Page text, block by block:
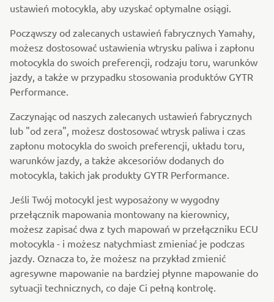
ustawień motocykla, aby uzyskać optymalne osiągi.
Począwszy od zalecanych ustawień fabrycznych Yamahy,
możesz dostosować ustawienia wtrysku paliwa i zapłonu
motocykla do swoich preferencji, rodzaju toru, warunków
jazdy, a także w przypadku stosowania produktów GYTR
Performance.
Zaczynając od naszych zalecanych ustawień fabrycznych
lub "od zera", możesz dostosować wtrysk paliwa i czas
zapłonu motocykla do swoich preferencji, układu toru,
warunków jazdy, a także akcesoriów dodanych do
motocykla, takich jak produkty GYTR Performance.
Jeśli Twój motocykl jest wyposażony w wygodny
przełącznik mapowania montowany na kierownicy,
możesz zapisać dwa z tych mapowań w przełączniku ECU
motocykla - i możesz natychmiast zmieniać je podczas
jazdy. Oznacza to, że możesz na przykład zmienić
agresywne mapowanie na bardziej płynne mapowanie do
sytuacji technicznych, co daje Ci pełną kontrolę.